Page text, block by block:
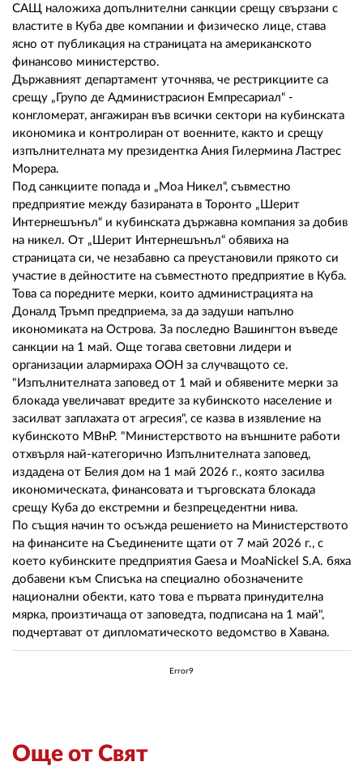
САЩ наложиха допълнителни санкции срещу свързани с
властите в Куба две компании и физическо лице, става
ясно от публикация на страницата на американското
финансово министерство.
Държавният департамент уточнява, че рестрикциите са
срещу „Групо де Администрасион Емпресариал“ -
конгломерат, ангажиран във всички сектори на кубинската
икономика и контролиран от военните, както и срещу
изпълнителната му президентка Ания Гилермина Ластрес
Морера.
Под санкциите попада и „Моа Никел“, съвместно
предприятие между базираната в Торонто „Шерит
Интернешънъл“ и кубинската държавна компания за добив
на никел. От „Шерит Интернешънъл“ обявиха на
страницата си, че незабавно са преустановили прякото си
участие в дейностите на съвместното предприятие в Куба.
Това са поредните мерки, които администрацията на
Доналд Тръмп предприема, за да задуши напълно
икономиката на Острова. За последно Вашингтон въведе
санкции на 1 май. Още тогава световни лидери и
организации алармираха ООН за случващото се.
"Изпълнителната заповед от 1 май и обявените мерки за
блокада увеличават вредите за кубинското население и
засилват заплахата от агресия", се казва в изявление на
кубинското МВнР. "Министерството на външните работи
отхвърля най-категорично Изпълнителната заповед,
издадена от Белия дом на 1 май 2026 г., която засилва
икономическата, финансовата и търговската блокада
срещу Куба до екстремни и безпрецедентни нива.
По същия начин то осъжда решението на Министерството
на финансите на Съединените щати от 7 май 2026 г., с
което кубинските предприятия Gaesa и MoaNickel S.A. бяха
добавени към Списъка на специално обозначените
национални обекти, като това е първата принудителна
мярка, произтичаща от заповедта, подписана на 1 май",
подчертават от дипломатическото ведомство в Хавана.
Error9
Още от Свят
02 975 20 35